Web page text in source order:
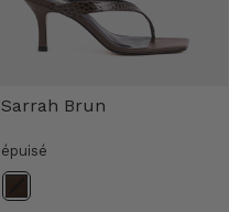
Sarrah Brun
épuisé